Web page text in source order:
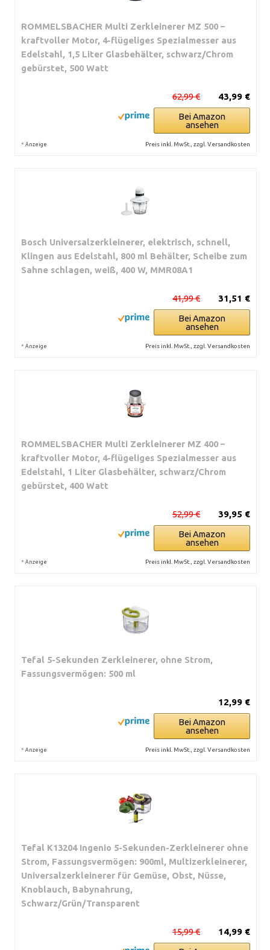
ROMMELSBACHER Multi Zerkleinerer MZ 500 –
kraftvoller Motor, 4-flügeliges Spezialmesser aus
Edelstahl, 1,5 Liter Glasbehälter, schwarz/Chrom
gebürstet, 500 Watt
43,99 €
62,99 €
Bei Amazon
ansehen
* Anzeige Preis inkl. MwSt., zzgl. Versandkosten
Bosch Universalzerkleinerer, elektrisch, schnell,
Klingen aus Edelstahl, 800 ml Behälter, Scheibe zum
Sahne schlagen, weiß, 400 W, MMR08A1
31,51 €
41,99 €
Bei Amazon
ansehen
* Anzeige Preis inkl. MwSt., zzgl. Versandkosten
ROMMELSBACHER Multi Zerkleinerer MZ 400 –
kraftvoller Motor, 4-flügeliges Spezialmesser aus
Edelstahl, 1 Liter Glasbehälter, schwarz/Chrom
gebürstet, 400 Watt
39,95 €
52,99 €
Bei Amazon
ansehen
* Anzeige Preis inkl. MwSt., zzgl. Versandkosten
Tefal 5-Sekunden Zerkleinerer, ohne Strom,
Fassungsvermögen: 500 ml
12,99 €
Bei Amazon
ansehen
* Anzeige Preis inkl. MwSt., zzgl. Versandkosten
Tefal K13204 Ingenio 5-Sekunden-Zerkleinerer ohne
Strom, Fassungsvermögen: 900ml, Multizerkleinerer,
Universalzerkleinerer für Gemüse, Obst, Nüsse,
Knoblauch, Babynahrung,
Schwarz/Grün/Transparent
14,99 €
15,99 €